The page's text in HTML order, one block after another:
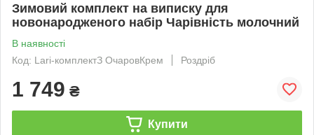
Зимовий комплект на виписку для
новонародженого набір Чарівність молочний
В наявності
Код: Lari-комплектЗ ОчаровКрем
Роздріб
1 749 ₴
Купити